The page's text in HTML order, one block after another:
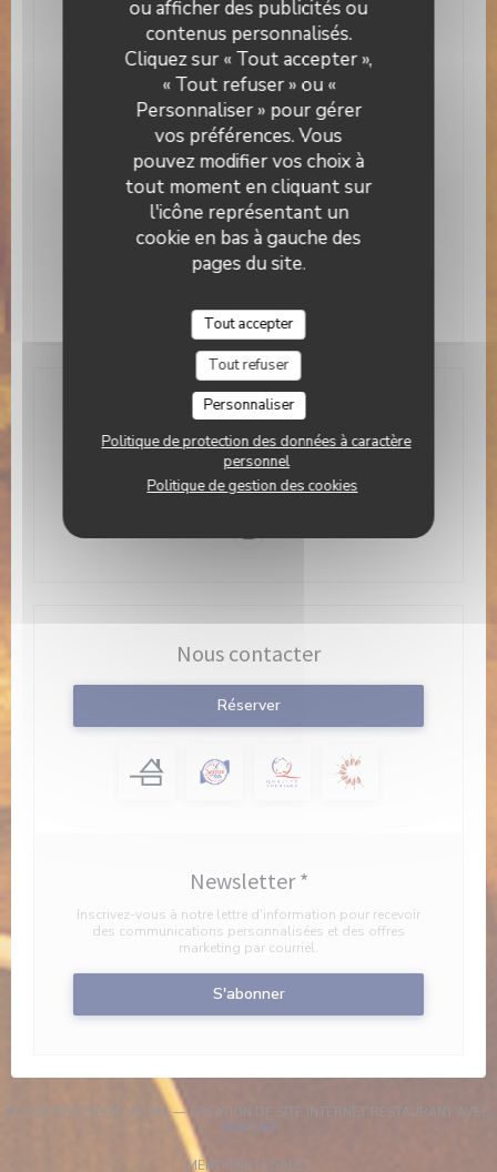
ou afficher des publicités ou
contenus personnalisés.
Cliquez sur « Tout accepter »,
« Tout refuser » ou «
Personnaliser » pour gérer
vos préférences. Vous
pouvez modifier vos choix à
tout moment en cliquant sur
l'icône représentant un
cookie en bas à gauche des
pages du site.
Tout accepter
Tout refuser
Personnaliser
Politique de protection des données à caractère
personnel
Politique de gestion des cookies
Climatisation, Terrasse, Wifi, Privatisation, Accès
aux personnes à mobilité réduite
Moyens de paiement
Apple Pay, American Express,
Eurocard/Mastercard, Espèces, Visa, Carte Bleue
Horaires
Adresse
45 Quai de Valmy 75010 Paris
01 40 36 89 22
Instagram ((ouvre une nouvelle
Nous contacter
Réserver
Newsletter*
Inscrivez-vous à notre lettre d'information pour recevoir
des communications personnalisées et des offres
marketing par courriel.
S'abonner
© 2026 BRASSERIE VALMA — CRÉATION DE SITE INTERNET RESTAURANT AVEC
ZENCHEF((OUVRE UNE NOUVELLE FENÊTRE))
MENTIONS LÉGALES
Brasserie Valma